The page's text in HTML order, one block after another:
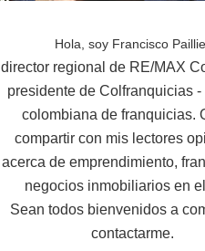
Hola, soy Francisco Paillie,
director regional de RE/MAX
presidente de Colfranquicias -
colombiana de franquicias.
compartir con mis lectores
acerca de emprendimiento,
negocios inmobiliarios en
Sean todos bienvenidos a
contactarme.